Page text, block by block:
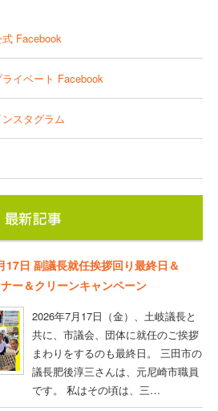
Facebook
ライベート Facebook
ンスタグラム
17日 副議長就任挨拶回り最終日＆
ー＆クリーンキャンペーン
2026年7月17日（金）、土岐議長と
共に、市議会、団体に就任のご挨拶
まわりをするのも最終日。 三田市の
議長肥後淳三さんは、元尼崎市職員
です。 私はその頃は、三…